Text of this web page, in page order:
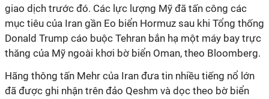
giao dịch trước đó. Các lực lượng Mỹ đã tấn công các
mục tiêu của Iran gần Eo biển Hormuz sau khi Tổng thống
Donald Trump cáo buộc Tehran bắn hạ một máy bay trực
thăng của Mỹ ngoài khơi bờ biển Oman, theo Bloomberg.
Hãng thông tấn Mehr của Iran đưa tin nhiều tiếng nổ lớn
đã được ghi nhận trên đảo Qeshm và dọc theo bờ biển